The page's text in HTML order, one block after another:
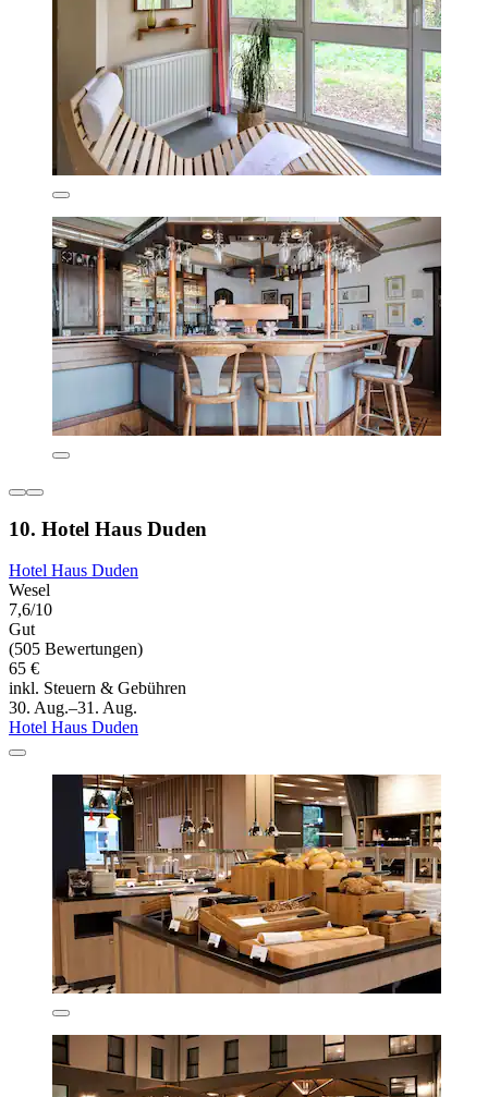
10. Hotel Haus Duden
Hotel Haus Duden
Wesel
7,6/10
Gut
(505 Bewertungen)
65 €
inkl. Steuern & Gebühren
30. Aug.–31. Aug.
Hotel Haus Duden